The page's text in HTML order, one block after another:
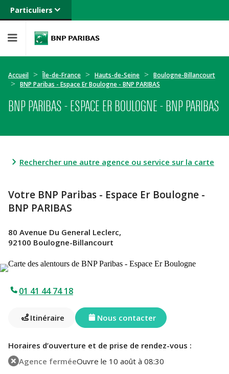
Particuliers
Banque privée
Entreprises
Accueil Île-de-France Hauts-de-Seine
Boulogne-Billancourt
BNP Paribas - Espace Er Boulogne - BNP PARIBAS
BNP PARIBAS - ESPACE ER BOULOGNE - BNP PARIBAS
Rechercher une autre agence ou service sur la carte
Votre BNP Paribas - Espace Er Boulogne -
BNP PARIBAS
80 Avenue Du General Leclerc,
92100 Boulogne-Billancourt
01 41 44 74 18
Itinéraire Nous contacter
Horaires d’ouverture et de prise de rendez-vous :
Agence ferméeOuvre le 10 août à 08:30